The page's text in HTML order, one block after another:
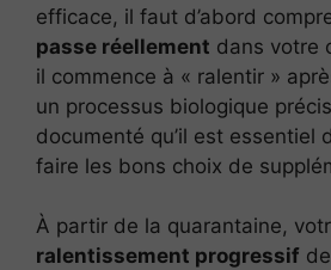
efficace, il faut d’abord
passe réellement dans votre
il commence à « ralentir »
un processus biologique
documenté qu’il est essentiel
faire les bons choix de
À partir de la quarantaine,
ralentissement progressif